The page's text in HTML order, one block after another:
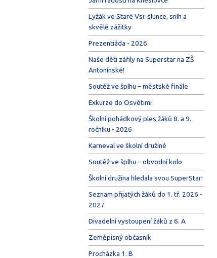
Lyžák ve Staré Vsi: slunce, sníh a
skvělé zážitky
Prezentiáda - 2026
Naše děti zářily na Superstar na ZŠ
Antonínské!
Soutěž ve šplhu – městské finále
Exkurze do Osvětimi
Školní pohádkový ples žáků 8. a 9.
ročníku - 2026
Karneval ve školní družině
Soutěž ve šplhu – obvodní kolo
Školní družina hledala svou SuperStar!
Seznam přijatých žáků do 1. tř. 2026 -
2027
Divadelní vystoupení žáků z 6. A
Zeměpisný občasník
Procházka 1. B